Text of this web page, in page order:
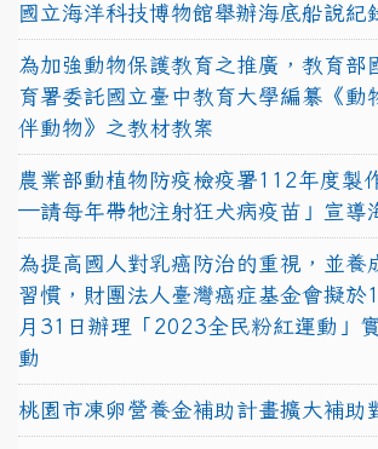
國立海洋科技博物館舉辦海底船說紀
為加強動物保護教育之推廣，教育部
育署委託國立臺中教育大學編纂《動
伴動物》之教材教案
農業部動植物防疫檢疫署112年度製
—請每年帶牠注射狂犬病疫苗」宣導
為提高國人對乳癌防治的重視，並養
習慣，財團法人臺灣癌症基金會擬於
月31日辦理「2023全民粉紅運動」
動
桃園市凍卵營養金補助計畫擴大補助